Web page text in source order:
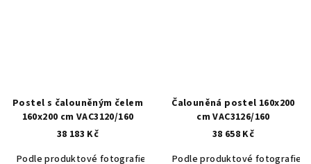
Postel s čalouněným čelem
160x200 cm VAC3120/160
38 183 Kč
Podle produktové fotografie
Akát vintage BT1551 Dub světlý
Čalouněná postel 160x200
cm VAC3126/160
38 658 Kč
Podle produktové fotografie